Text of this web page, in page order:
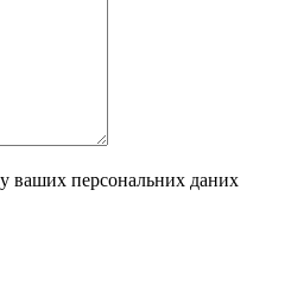
ваших персональних даних